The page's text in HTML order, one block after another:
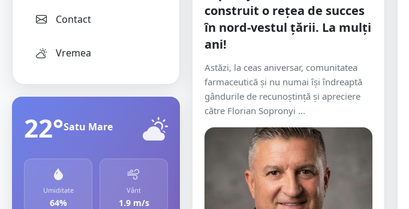
Contact
Vremea
22°Satu Mare
Umiditate
64%
Vânt
1.9 m/s
construit o rețea de succes
în nord-vestul țării. La mulți
ani!
Astăzi, la ceas aniversar, comunitatea
farmaceutică și nu numai își îndreaptă
gândurile de recunoștință și apreciere
către Florian Sopronyi ...